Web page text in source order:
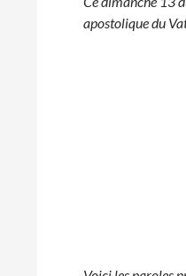
apostolique du